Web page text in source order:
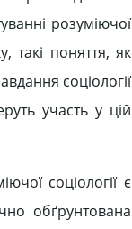
розуміючої
такі поняття, як
соціології
участь у цій
соціології є
обґрунтована